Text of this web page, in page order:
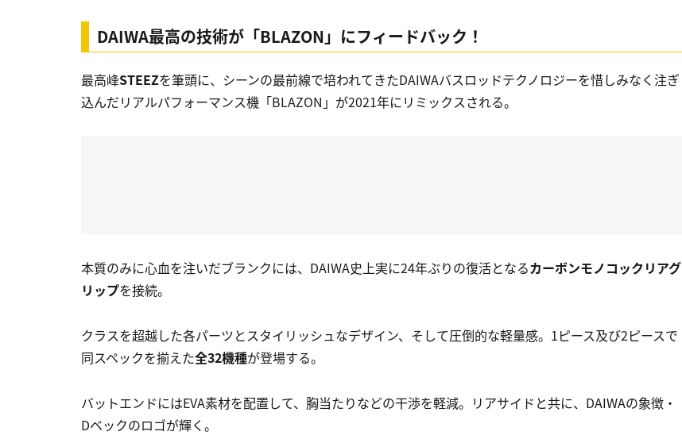
DAIWA最高の技術が「BLAZON」にフィードバック！
最高峰STEEZを筆頭に、シーンの最前線で培われてきたDAIWAバスロッドテクノロジーを惜しみなく注ぎ
込んだリアルパフォーマンス機 「BLAZON」 が2021年にリミックスされる。
本質のみに心血を注いだブランクには、DAIWA史上実に24年ぶりの復活となるカーボンモノコックリアグ
リップを接続。
クラスを超越した各パーツとスタイリッシュなデザイン、そして圧倒的な軽量感。1ピース及び2ピースで
同スペックを揃えた全32機種が登場する。
バットエンドにはEVA素材を配置して、胸当たりなどの干渉を軽減。リアサイドと共に、DAIWAの象徴・
Dベックのロゴが輝く。